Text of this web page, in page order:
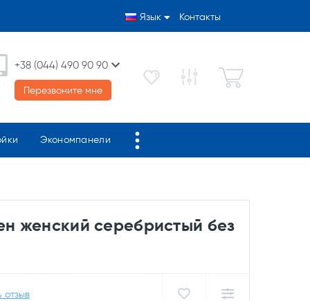
Язык Контакты
+38 (044) 490 90 90
Перезвоните мне
Экономпанели
женский серебристый без
отзыв